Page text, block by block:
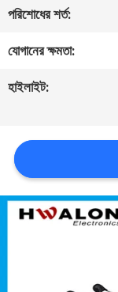
আমাদের
সাথে
যোগাযোগ
খবর
পরিশোধের শর্ত:
যোগানের ক্ষমতা:
হাইলাইট: